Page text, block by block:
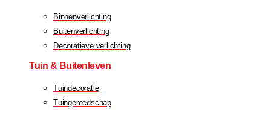
Binnenverlichting
Buitenverlichting
Decoratieve verlichting
Tuin & Buitenleven
Tuindecoratie
Tuingereedschap